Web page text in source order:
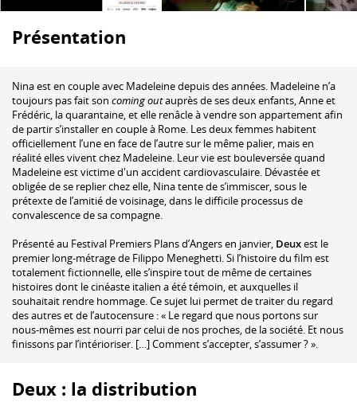
Présentation
Nina est en couple avec Madeleine depuis des années. Madeleine n’a
toujours pas fait son coming outauprès de ses deux enfants, Anne et
Frédéric, la quarantaine, et elle renâcle à vendre son appartement afin
de partir s’installer en couple à Rome. Les deux femmes habitent
officiellement l’une en face de l’autre sur le même palier, mais en
réalité elles vivent chez Madeleine. Leur vie est bouleversée quand
Madeleine est victime d'un accident cardiovasculaire. Dévastée et
obligée de se replier chez elle, Nina tente de s’immiscer, sous le
prétexte de l’amitié de voisinage, dans le difficile processus de
convalescence de sa compagne.
Présenté au Festival Premiers Plans d’Angers en janvier, Deuxest le
premier long-métrage de Filippo Meneghetti. Si l’histoire du film est
totalement fictionnelle, elle s’inspire tout de même de certaines
histoires dont le cinéaste italien a été témoin, et auxquelles il
souhaitait rendre hommage. Ce sujet lui permet de traiter du regard
des autres et de l’autocensure : « Le regard que nous portons sur
nous-mêmes est nourri par celui de nos proches, de la société. Et nous
finissons par l’intérioriser. […] Comment s’accepter, s’assumer ? ».
Deux : la distribution